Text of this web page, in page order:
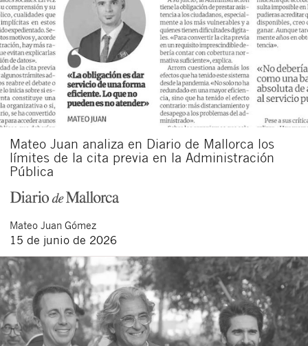
Mateo Juan analiza en Diario de Mallorca los
límites de la cita previa en la Administración
Pública
Mateo Juan Gómez
15 de junio de 2026